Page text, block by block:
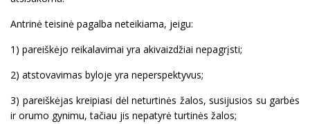
Antrinė teisinė pagalba neteikiama, jeigu:
1) pareiškėjo reikalavimai yra akivaizdžiai nepagrįsti;
2) atstovavimas byloje yra neperspektyvus;
3) pareiškėjas kreipiasi dėl neturtinės žalos, susijusios su garbės
ir orumo gynimu, tačiau jis nepatyrė turtinės žalos;